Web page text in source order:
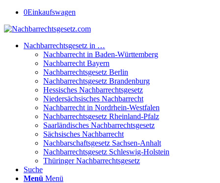
0Einkaufswagen
Nachbarrechtsgesetz in …
Nachbarrecht in Baden-Württemberg
Nachbarrecht Bayern
Nachbarrechtsgesetz Berlin
Nachbarrechtsgesetz Brandenburg
Hessisches Nachbarrechtsgesetz
Niedersächsisches Nachbarrecht
Nachbarrecht in Nordrhein-Westfalen
Nachbarrechtsgesetz Rheinland-Pfalz
Saarländisches Nachbarrechtsgesetz
Sächsisches Nachbarrecht
Nachbarschaftsgesetz Sachsen-Anhalt
Nachbarrechtsgesetz Schleswig-Holstein
Thüringer Nachbarrechtsgesetz
Suche
Menü Menü